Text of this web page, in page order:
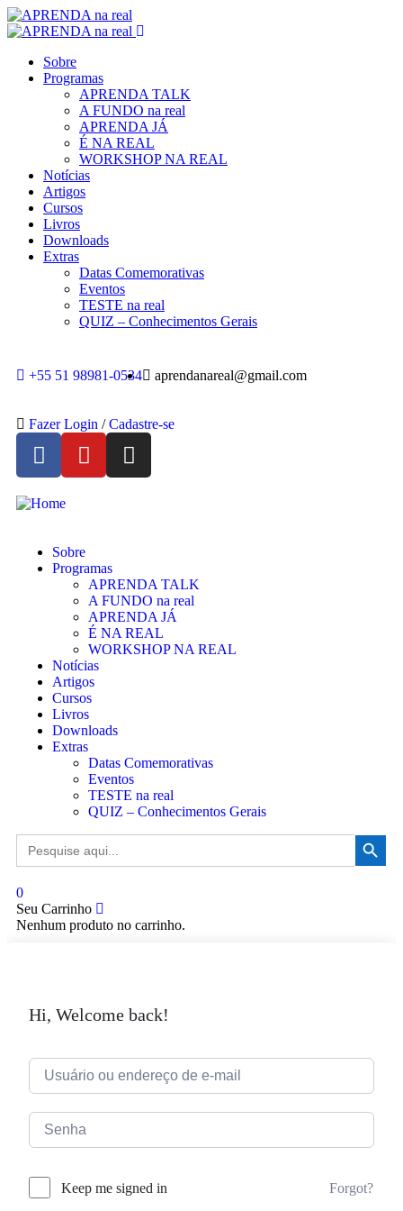
Sobre
Programas
APRENDA TALK
A FUNDO na real
APRENDA JÁ
É NA REAL
WORKSHOP NA REAL
Notícias
Artigos
Cursos
Livros
Downloads
Extras
Datas Comemorativas
Eventos
TESTE na real
QUIZ – Conhecimentos Gerais
+55 51 98981-0534 aprendanareal@gmail.com
Fazer Login / Cadastre-se
Sobre
Programas
APRENDA TALK
A FUNDO na real
APRENDA JÁ
É NA REAL
WORKSHOP NA REAL
Notícias
Artigos
Cursos
Livros
Downloads
Extras
Datas Comemorativas
Eventos
TESTE na real
QUIZ – Conhecimentos Gerais
Search
for:
Search Button
0
Seu Carrinho
Nenhum produto no carrinho.
Hi, Welcome back!
Keep me signed in Forgot?